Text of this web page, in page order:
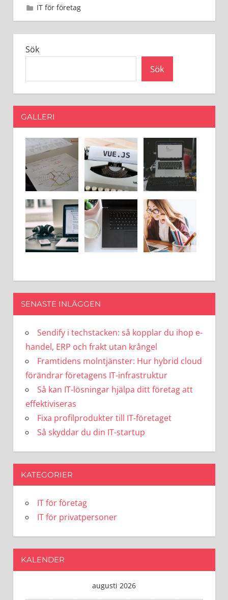
1 juni 2023
admin
IT för företag
Sök
Sök
GALLERI
SENASTE INLÄGGEN
Sendify i techstacken: så kopplar du ihop e-
handel, ERP och frakt utan krångel
Framtidens molntjänster: Hur hybrid cloud
förändrar företagens IT-infrastruktur
Så kan IT-lösningar hjälpa ditt företag att
effektiviseras
Fixa profilprodukter till IT-företaget
Så skyddar du din IT-startup
KATEGORIER
IT för företag
IT för privatpersoner
KALENDER
augusti 2026